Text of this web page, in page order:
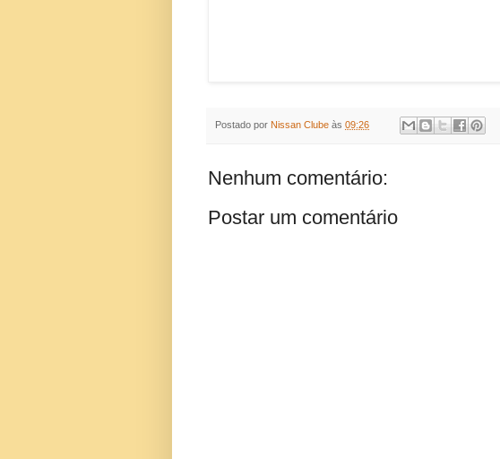
Postado por Nissan Clube às 09:26
Nenhum comentário:
Postar um comentário